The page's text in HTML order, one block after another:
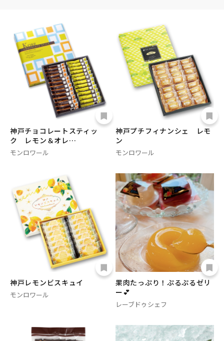
神戸チョコレートスティッ
ク レモン＆オレ…
モンロワール
神戸プチフィナンシェ レモ
ン
モンロワール
神戸レモンビスキュイ
モンロワール
果肉たっぷり！ぷるぷるゼリ
ー💕
レーブドゥシェフ